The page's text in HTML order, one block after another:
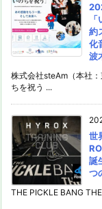
約
化
波
株式会社steAm（本社
ちを祝う ...
世
誕
つ
THE PICKLE BANG